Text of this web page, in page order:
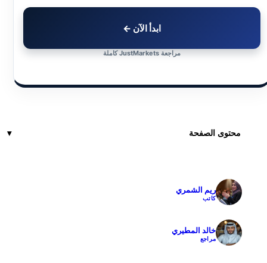
ابدأ الآن ←
مراجعة JustMarkets كاملة
محتوى الصفحة
ريم الشمري
كاتب
خالد المطيري
مراجع